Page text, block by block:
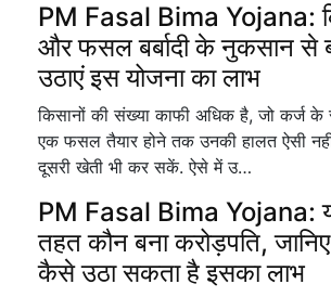
PM Fasal Bima Yojana:
और फसल बर्बादी के नुकसान से
उठाएं इस योजना का लाभ
किसानों की संख्या काफी अधिक है, जो कर्ज के
एक फसल तैयार होने तक उनकी हालत ऐसी
दूसरी खेती भी कर सकें. ऐसे में उ…
PM Fasal Bima Yojana:
तहत कौन बना करोड़पति,
कैसे उठा सकता है इसका लाभ